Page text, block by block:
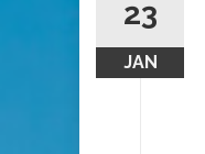
23
JAN